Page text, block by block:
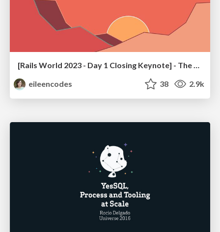
eileencodes
38 2.9k